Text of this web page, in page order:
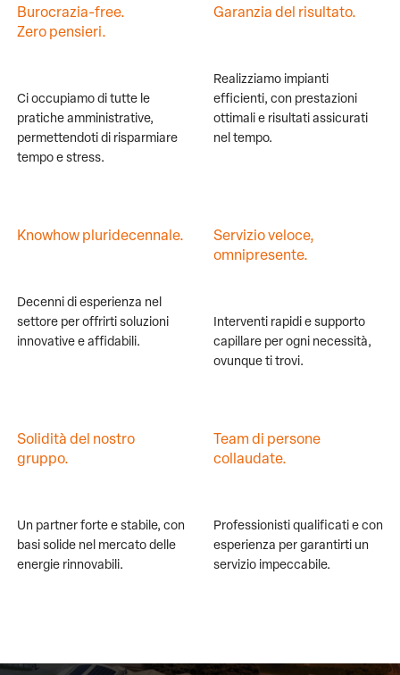
Burocrazia-free.
Zero pensieri.
Ci occupiamo di tutte le
pratiche amministrative,
permettendoti di risparmiare
tempo e stress.
Garanzia del risultato.
Realizziamo impianti
efficienti, con prestazioni
ottimali e risultati assicurati
nel tempo.
Knowhow pluridecennale.
Decenni di esperienza nel
settore per offrirti soluzioni
innovative e affidabili.
Servizio veloce,
omnipresente.
Interventi rapidi e supporto
capillare per ogni necessità,
ovunque ti trovi.
Solidità del nostro
gruppo.
Un partner forte e stabile, con
basi solide nel mercato delle
energie rinnovabili.
Team di persone
collaudate.
Professionisti qualificati e con
esperienza per garantirti un
servizio impeccabile.